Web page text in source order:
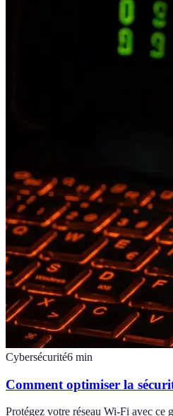
Cybersécurité6 min
Comment optimiser la
Protégez votre réseau Wi-Fi avec ce